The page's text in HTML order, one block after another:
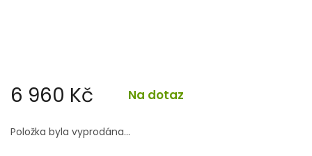
6 960 Kč Na dotaz
cena:
Položka byla vyprodána…